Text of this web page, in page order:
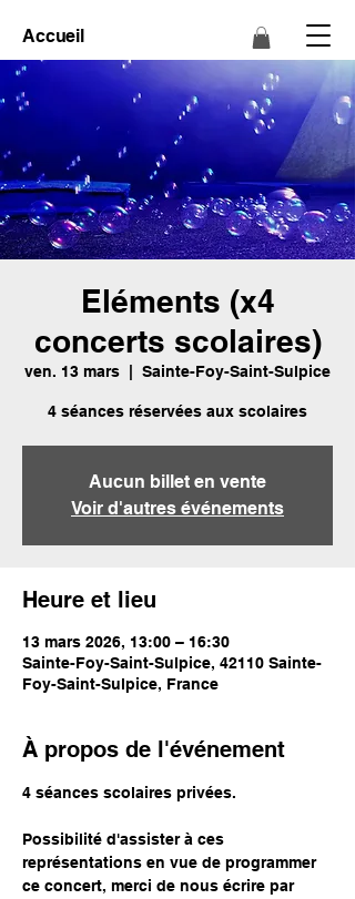
Accueil
Eléments (x4
concerts scolaires)
ven. 13 mars Sainte-Foy-Saint-Sulpice
4 séances réservées aux scolaires
Aucun billet en vente
Voir d'autres événements
Heure et lieu
13 mars 2026, 13:00 – 16:30
Sainte-Foy-Saint-Sulpice, 42110 Sainte-
Foy-Saint-Sulpice, France
À propos de l'événement
4 séances scolaires privées.
Possibilité d'assister à ces
représentations en vue de programmer
ce concert, merci de nous écrire par